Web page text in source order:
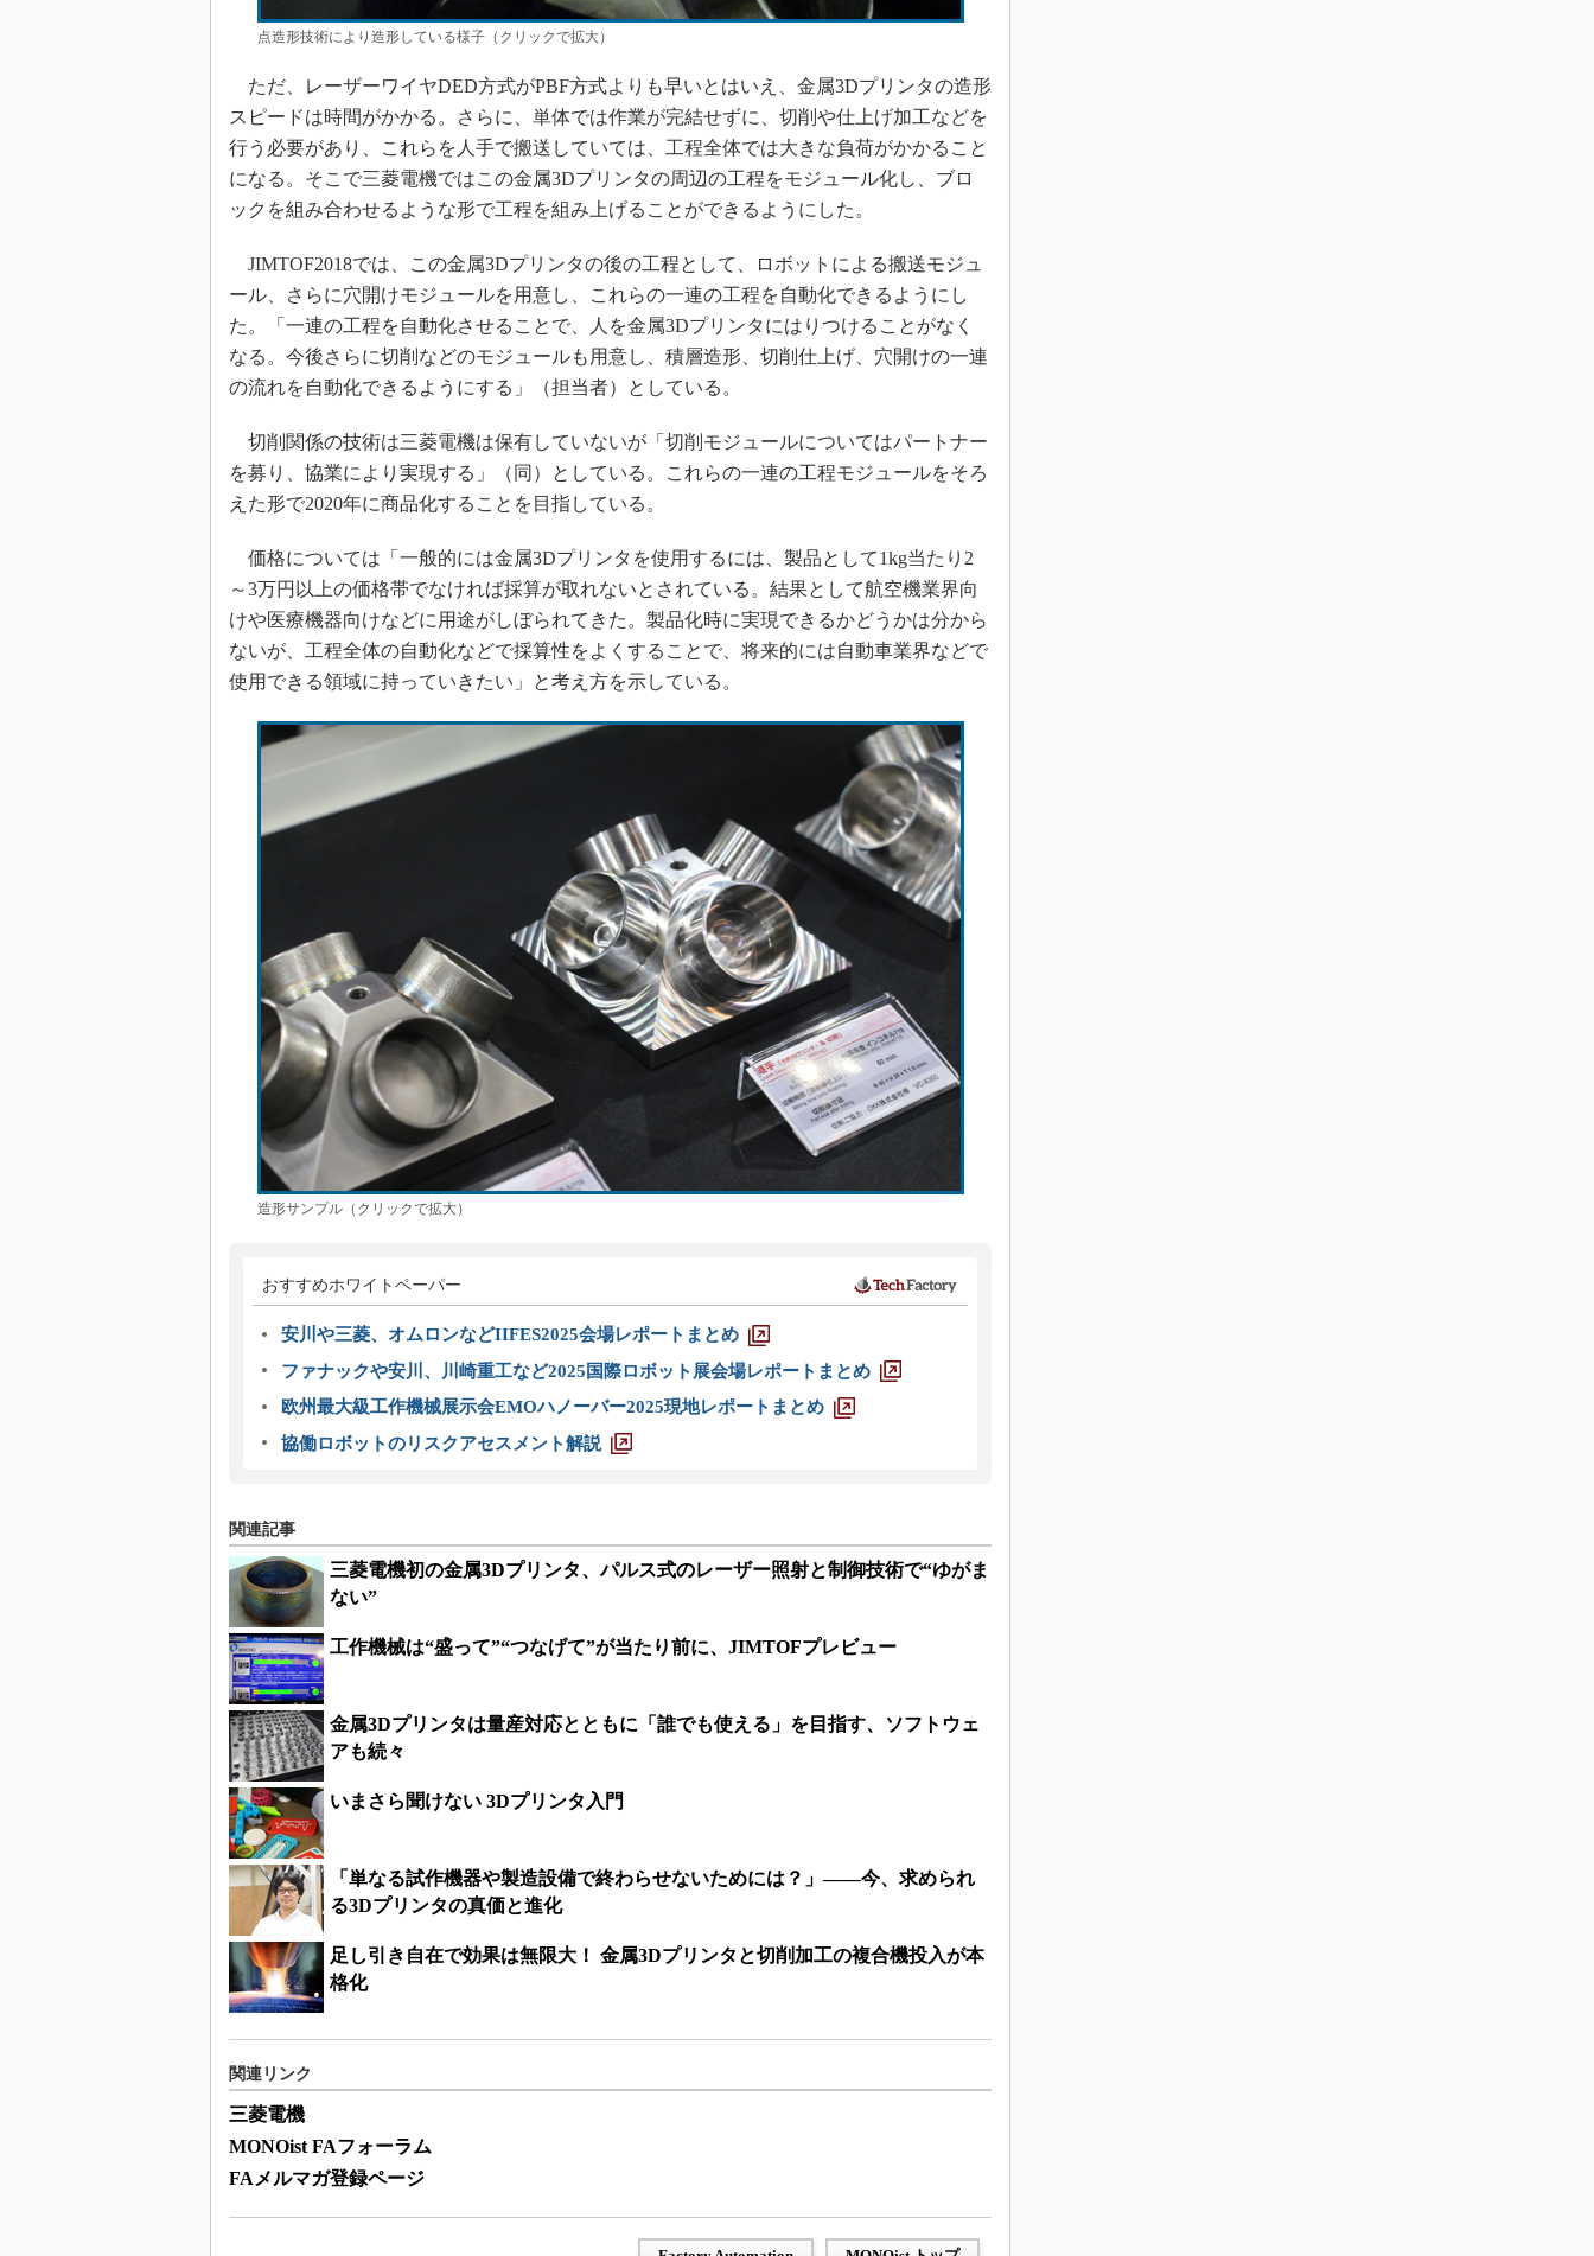
点造形技術により造形している様子（クリックで拡大）
ただ、レーザーワイヤDED方式がPBF方式よりも早いとはいえ、金属3Dプリンタの造形
スピードは時間がかかる。さらに、単体では作業が完結せずに、切削や仕上げ加工などを
行う必要があり、これらを人手で搬送していては、工程全体では大きな負荷がかかること
になる。そこで三菱電機ではこの金属3Dプリンタの周辺の工程をモジュール化し、ブロ
ックを組み合わせるような形で工程を組み上げることができるようにした。
JIMTOF2018では、この金属3Dプリンタの後の工程として、ロボットによる搬送モジュ
ール、さらに穴開けモジュールを用意し、これらの一連の工程を自動化できるようにし
た。「一連の工程を自動化させることで、人を金属3Dプリンタにはりつけることがなく
なる。今後さらに切削などのモジュールも用意し、積層造形、切削仕上げ、穴開けの一連
の流れを自動化できるようにする」（担当者）としている。
切削関係の技術は三菱電機は保有していないが「切削モジュールについてはパートナー
を募り、協業により実現する」（同）としている。これらの一連の工程モジュールをそろ
えた形で2020年に商品化することを目指している。
価格については「一般的には金属3Dプリンタを使用するには、製品として1kg当たり2
～3万円以上の価格帯でなければ採算が取れないとされている。結果として航空機業界向
けや医療機器向けなどに用途がしぼられてきた。製品化時に実現できるかどうかは分から
ないが、工程全体の自動化などで採算性をよくすることで、将来的には自動車業界などで
使用できる領域に持っていきたい」と考え方を示している。
造形サンプル（クリックで拡大）
おすすめホワイトペーパー
安川や三菱、オムロンなどIIFES2025会場レポートまとめ
ファナックや安川、川崎重工など2025国際ロボット展会場レポートまとめ
欧州最大級工作機械展示会EMOハノーバー2025現地レポートまとめ
協働ロボットのリスクアセスメント解説
関連記事
三菱電機初の金属3Dプリンタ、パルス式のレーザー照射と制御技術で“ゆがま
ない”
工作機械は“盛って”“つなげて”が当たり前に、JIMTOFプレビュー
金属3Dプリンタは量産対応とともに「誰でも使える」を目指す、ソフトウェ
アも続々
いまさら聞けない 3Dプリンタ入門
「単なる試作機器や製造設備で終わらせないためには？」――今、求められ
る3Dプリンタの真価と進化
足し引き自在で効果は無限大！ 金属3Dプリンタと切削加工の複合機投入が本
格化
関連リンク
三菱電機
MONOist FAフォーラム
FAメルマガ登録ページ